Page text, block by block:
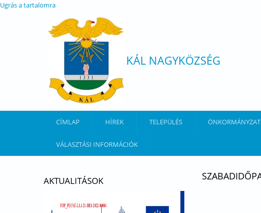
Ugrás a tartalomra
KÁL NAGYKÖZSÉG
CÍMLAP HÍREK TELEPÜLÉS ÖNKORMÁNYZAT
VÁLASZTÁSI INFORMÁCIÓK
AKTUALITÁSOK